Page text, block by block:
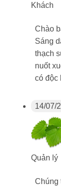
Khách
Chào
Sáng
thạch
nuốt
có độc
14/07/
Quản lý
Chúng